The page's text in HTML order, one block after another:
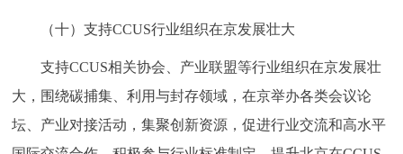
（十）支持CCUS行业组织在京发展壮大
支持CCUS相关协会、产业联盟等行业组织在京发展壮
大，围绕碳捕集、利用与封存领域，在京举办各类会议论
坛、产业对接活动，集聚创新资源，促进行业交流和高水平